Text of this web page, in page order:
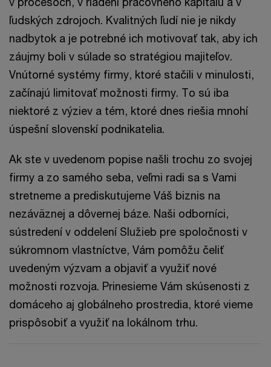
ľudských zdrojoch. Kvalitných ľudí nie je nikdy
nadbytok a je potrebné ich motivovať tak, aby ich
záujmy boli v súlade so stratégiou majiteľov.
Vnútorné systémy firmy, ktoré stačili v minulosti,
začínajú limitovať možnosti firmy. To sú iba
niektoré z výziev a tém, ktoré dnes riešia mnohí
úspešní slovenskí podnikatelia.
Ak ste v uvedenom popise našli trochu zo svojej
firmy a zo samého seba, veľmi radi sa s Vami
stretneme a prediskutujeme Váš biznis na
nezáväznej a dôvernej báze. Naši odborníci,
sústredení v oddelení Služieb pre spoločnosti v
súkromnom vlastníctve, Vám pomôžu čeliť
uvedeným výzvam a objaviť a využiť nové
možnosti rozvoja. Prinesieme Vám skúsenosti z
domáceho aj globálneho prostredia, ktoré vieme
prispôsobiť a využiť na lokálnom trhu.